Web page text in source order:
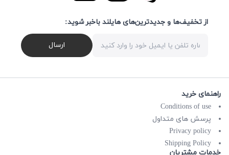
از تخفیف‌ها و جدیدترین‌های هایلند باخبر شوید:
ارسال
راهنمای خرید
Conditions of use
پرسش های متداول
Privacy policy
Shipping Policy
خدمات مشتریان